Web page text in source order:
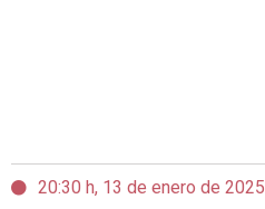
20:30 h, 13 de enero de 2025